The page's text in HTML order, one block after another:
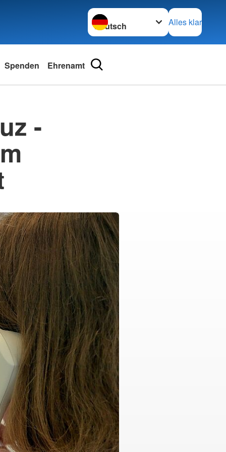
Sprache wechseln zu
Alles klar
Spenden Ehrenamt
-